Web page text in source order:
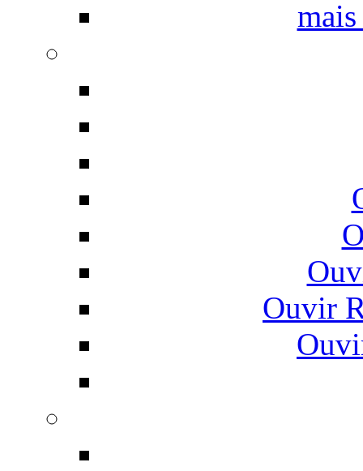
Ouvir